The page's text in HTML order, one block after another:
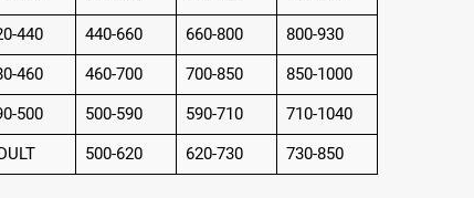
440 440-660 660-800
800-930
460 460-700 700-850
850-1000
500 500-590 590-710
710-1040
500-620 620-730 730-850